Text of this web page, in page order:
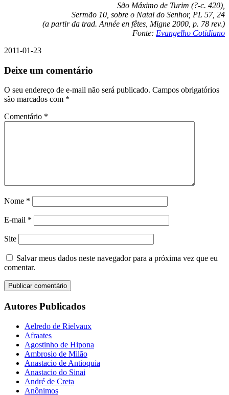
São Máximo de Turim (?-c. 420),
Sermão 10, sobre o Natal do Senhor, PL 57, 24
(a partir da trad. Année en fêtes, Migne 2000, p. 78 rev.)
Fonte: Evangelho Cotidiano
2011-01-23
Deixe um comentário
O seu endereço de e-mail não será publicado. Campos obrigatórios
são marcados com *
Comentário *
Nome *
E-mail *
Site
Salvar meus dados neste navegador para a próxima vez que eu
comentar.
Autores Publicados
Aelredo de Rielvaux
Afraates
Agostinho de Hipona
Ambrosio de Milão
Anastacio de Antioquia
Anastacio do Sinai
André de Creta
Anônimos